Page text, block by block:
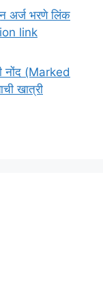
अर्ज भरणे लिंक
link
नोंद (Marked
खात्री